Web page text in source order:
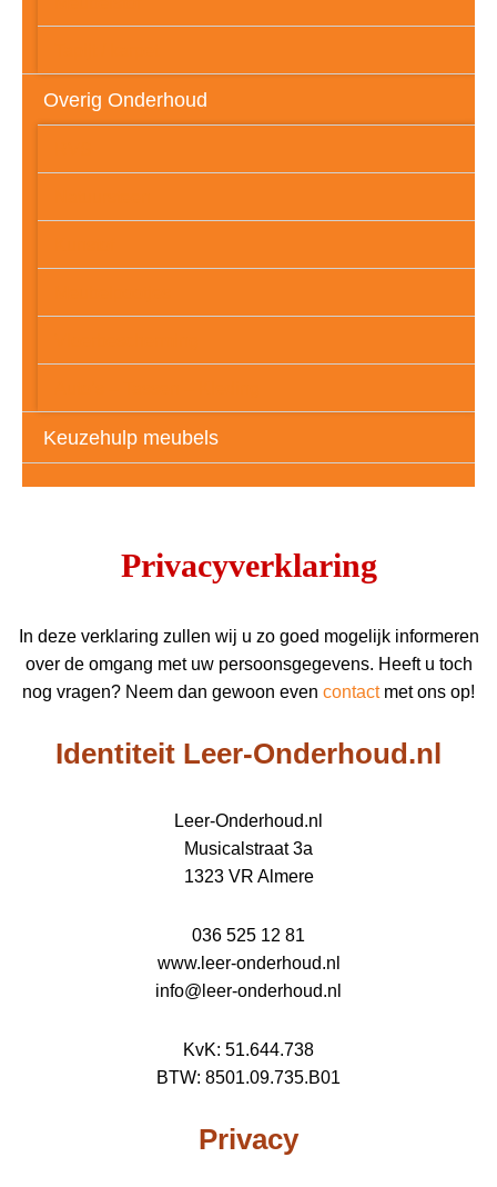
Overig Onderhoud
Keuzehulp meubels
Privacyverklaring
In deze verklaring zullen wij u zo goed mogelijk informeren
over de omgang met uw persoonsgegevens. Heeft u toch
nog vragen? Neem dan gewoon even contactmet ons op!
Identiteit Leer-Onderhoud.nl
Leer-Onderhoud.nl
Musicalstraat 3a
1323 VR Almere
036 525 12 81
www.leer-onderhoud.nl
info@leer-onderhoud.nl
KvK: 51.644.738
BTW: 8501.09.735.B01
Privacy